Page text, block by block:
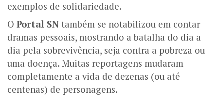
exemplos de solidariedade.
O Portal SN também se notabilizou em contar
dramas pessoais, mostrando a batalha do dia a
dia pela sobrevivência, seja contra a pobreza ou
uma doença. Muitas reportagens mudaram
completamente a vida de dezenas (ou até
centenas) de personagens.